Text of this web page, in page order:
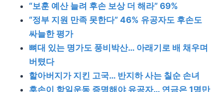
“보훈 예산 늘려 후손 보상 더 해라” 69%
“정부 지원 만족 못한다” 46% 유공자도 후손도
싸늘한 평가
뼈대 있는 명가도 풍비박산… 아래기로 배 채우며
버텼다
할아버지가 지킨 고국… 반지하 사는 칠순 손녀
후손이 항일운동 증명해야 유공자… 연금은 1명만